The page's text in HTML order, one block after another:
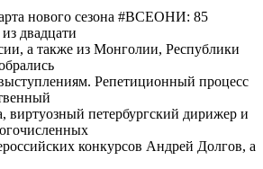
нового сезона #ВСЕОНИ: 85
двадцати
а также из Монголии, Республики
Репетиционный процесс
виртуозный петербургский дирижер и
конкурсов Андрей Долгов, а